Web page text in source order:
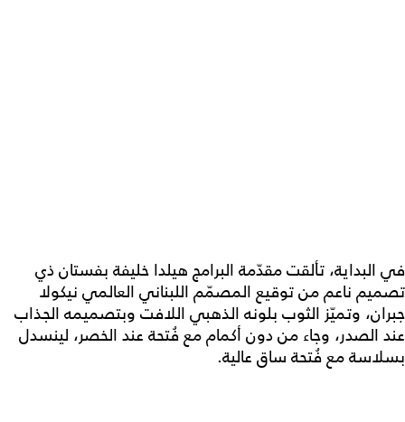
في البداية، تألقت مقدّمة البرامج هيلدا خليفة بفستان ذي
تصميم ناعم من توقيع المصمّم اللبناني العالمي نيكولا
جبران، وتميّز الثوب بلونه الذهبي اللافت وبتصميمه الجذاب
عند الصدر، وجاء من دون أكمام مع فُتحة عند الخصر، لينسدل
بسلاسة مع فُتحة ساق عالية.